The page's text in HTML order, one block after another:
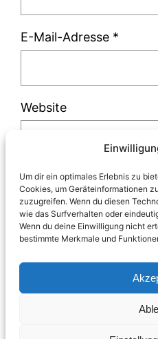
Um dir ein optimales Erlebnis zu
Cookies, um Geräteinformationen
zuzugreifen. Wenn du diesen
wie das Surfverhalten oder
Wenn du deine Einwilligung nicht
bestimmte Merkmale und
E-Mail-Adresse *
Website
Diese Website
zu reduzieren.Erfahre,
Kommentardaten